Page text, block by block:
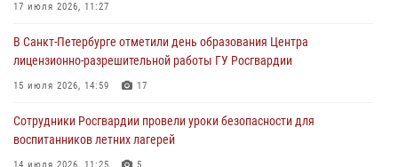
06 августа 2026, 07:30
В Выборгском районе наряд Росгвардии обнаружил
разыскиваемый преступный автотранспорт
05 августа 2026, 12:25 2
Петербургские росгвардейцы обнаружили объявленный в розыск
автомобиль, ранее использовавшийся при совершении кражи в
Ленобласти
17 июля 2026, 11:27
В Санкт-Петербурге отметили день образования Центра
лицензионно-разрешительной работы ГУ Росгвардии
15 июля 2026, 14:59 17
Сотрудники Росгвардии провели уроки безопасности для
воспитанников летних лагерей